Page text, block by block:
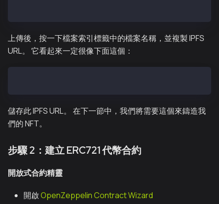
上傳後，按一下檔案索引標籤中的檔案名稱，並複製 IPFS
URL。 它看起來一定很像下面這個：
儲存此 IPFS URL。 在下一節中，我們將需要這個來鑄造我
們的 NFT。
步驟 2：建立 ERC721 代幣合約
開放式合約精靈
開啟OpenZeppelin Contract Wizard